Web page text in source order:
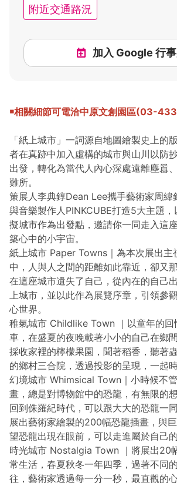
附近交通路況
加入 Google 行
￭相關細節可電洽中原文創園區(03-
「紙上城市」一詞源自地圖繪製史上的
者在真跡中加入虛構的城市與山川以防
出發，轉化為當代人內心深處遠離塵囂
難所。
策展人李典錞Dean Lee攜手藝術家周
與音樂製作人PINKCUBE打造5大主題
擬城市作為出發點，邀請你一同走入這
築心中的小宇宙。
紙上城市 Paper Towns｜為本次展出主
中，人與人之間的距離如此靠近，卻又
在這座城市遺失了自己，從內在的自己
上城市，並以此作為展覽序章，引領參
心世界。
稚氣城市 Childlike Town ｜以童年的回
車，在盛夏的夜晚載著小小的自己在鄉
採收家裡的檸檬果園，聞著稻香，聽著
的鄉村三合院，透過投影的呈現，一起時
幻境城市 Whimsical Town｜小時候不
畫，總是對博物館中的恐龍，有無限的
回到侏羅紀時代，可以跟大大的恐龍一
展出藝術家繪製的200幅恐龍插畫，與
望恐龍出現在眼前，可以走進屬於自己的
時光城市 Nostalgia Town ｜將展出20
常生活，春夏秋冬一年四季，過著不同
往，藝術家透過每一分一秒，最直觀的